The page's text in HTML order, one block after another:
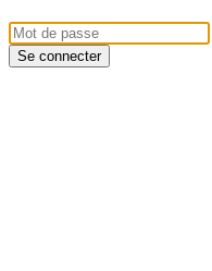
Se connecter